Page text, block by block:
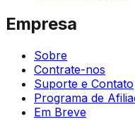
Empresa
Sobre
Contrate-nos
Suporte e Contato
Programa de
Em Breve